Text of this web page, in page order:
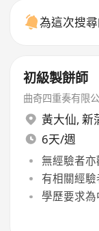
為這次搜
初級製餅師
曲奇四重奏有限
黃大仙, 新
6天/週
無經驗者
有相關經
學歷要求